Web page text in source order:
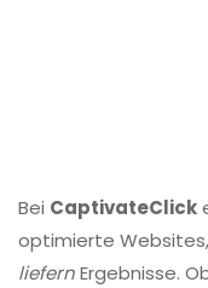
Bei CaptivateClick
optimierte
liefernErgebnisse.